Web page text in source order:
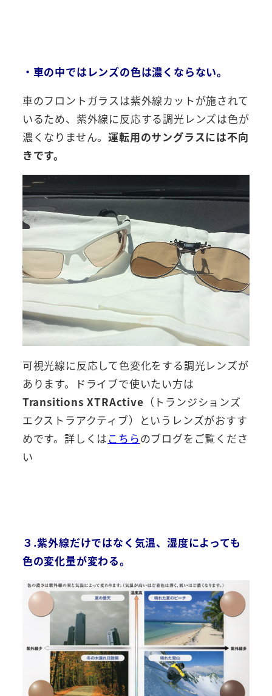
・車の中ではレンズの色は濃くならない。
車のフロントガラスは紫外線カットが施されて
いるため、紫外線に反応する調光レンズは色が
濃くなりません。運転用のサングラスには不向
きです。
可視光線に反応して色変化をする調光レンズが
あります。ドライブで使いたい方は
Transitions XTRActive （トランジションズ
エクストラアクティブ）というレンズがおすす
めです。詳しくは こちらのブログをご覧くださ
い
３.紫外線だけではなく気温、湿度によっても
色の変化量が変わる。